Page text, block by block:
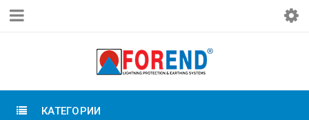
КАТЕГОРИИ